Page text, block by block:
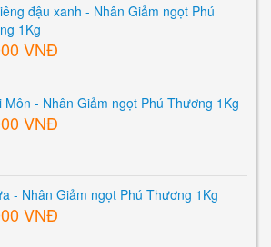
đậu xanh - Nhân Giảm ngọt Phú
1Kg
VNĐ
Môn - Nhân Giảm ngọt Phú Thương 1Kg
VNĐ
- Nhân Giảm ngọt Phú Thương 1Kg
VNĐ